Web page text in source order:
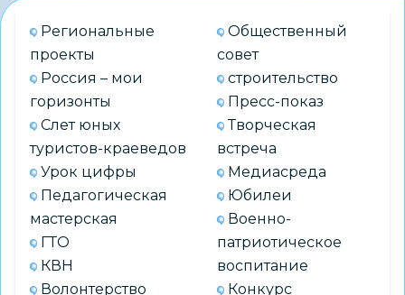
и
призеры Открытых
региональных
соревнований
по
боксу
Региональные
проекты
Россия – мои
горизонты
Слет юных
туристов-краеведов
Урок цифры
Педагогическая
мастерская
ГТО
КВН
Волонтерство
Общественный
совет
строительство
Пресс-показ
Творческая
встреча
Медиасреда
Юбилеи
Военно-
патриотическое
воспитание
Конкурс